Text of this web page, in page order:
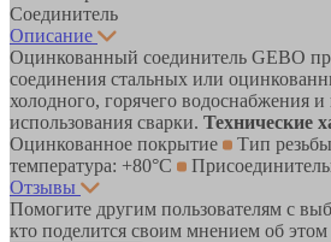
Соединитель
Описание
Оцинкованный соединитель GEBO
соединения стальных или
холодного, горячего водоснабжения и
использования сварки. Технические
Оцинкованное покрытие
Тип
температура: +80°С
Отзывы
Помогите другим пользователям с
кто поделится своим мнением об этом